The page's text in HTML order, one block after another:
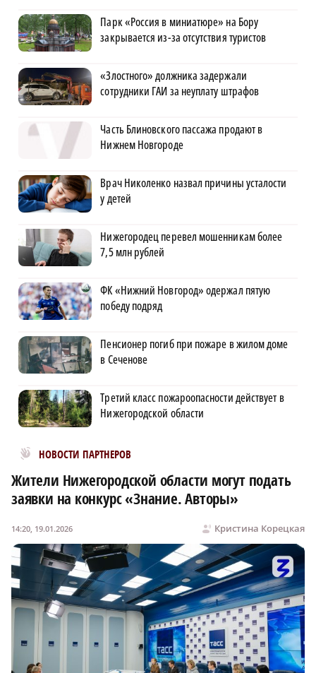
Парк «Россия в миниатюре» на Бору
закрывается из-за отсутствия туристов
«Злостного» должника задержали
сотрудники ГАИ за неуплату штрафов
Часть Блиновского пассажа продают в
Нижнем Новгороде
Врач Николенко назвал причины усталости
у детей
Нижегородец перевел мошенникам более
7,5 млн рублей
ФК «Нижний Новгород» одержал пятую
победу подряд
Пенсионер погиб при пожаре в жилом доме
в Сеченове
Третий класс пожароопасности действует в
Нижегородской области
НОВОСТИ ПАРТНЕРОВ
Новости МирТесен
Жители Нижегородской области могут подать
заявки на конкурс «Знание. Авторы»
Кристина Корецкая
14:20, 19.01.2026